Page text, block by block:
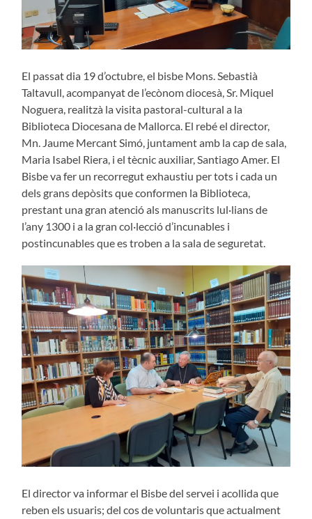
El passat dia 19 d’octubre, el bisbe Mons. Sebastià
Taltavull, acompanyat de l’ecònom diocesà, Sr. Miquel
Noguera, realitzà la visita pastoral-cultural a la
Biblioteca Diocesana de Mallorca. El rebé el director,
Mn. Jaume Mercant Simó, juntament amb la cap de sala,
Maria Isabel Riera, i el tècnic auxiliar, Santiago Amer. El
Bisbe va fer un recorregut exhaustiu per tots i cada un
dels grans depòsits que conformen la Biblioteca,
prestant una gran atenció als manuscrits lul·lians de
l’any 1300 i a la gran col·lecció d’incunables i
postincunables que es troben a la sala de seguretat.
El director va informar el Bisbe del servei i acollida que
reben els usuaris; del cos de voluntaris que actualment